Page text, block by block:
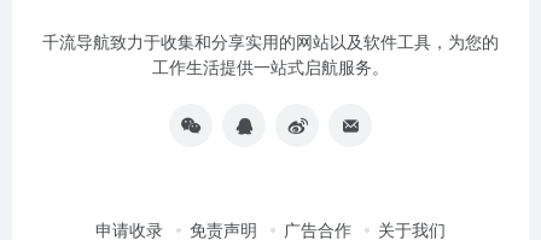
千流导航致力于收集和分享实用的网站以及软件工具，为您的
工作生活提供一站式启航服务。
申请收录 免责声明 广告合作 关于我们